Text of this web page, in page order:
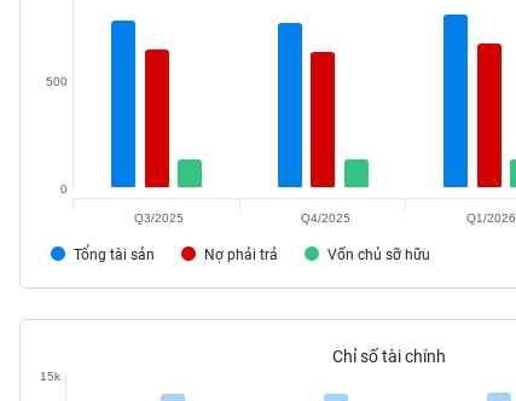
Tổng tài sản Nợ phải trả Vốn chủ sỡ hữu
0
500
Q3/2025 Q4/2025 Q1/2026
Chỉ số tài chính
15k
YẾU
TIÊU
THIẾT